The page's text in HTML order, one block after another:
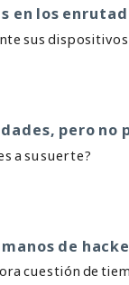
los
sus
pero no
a su suerte?
de
cuestión de